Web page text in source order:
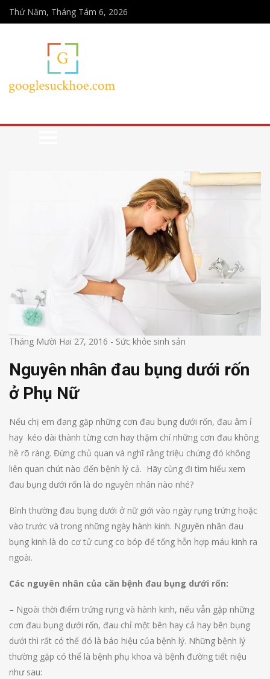
Thứ Năm, Tháng Tám 6, 2026
Tháng Mười Hai 27, 2016 - Sức khỏe sinh sản
Nguyên nhân đau bụng dưới rốn
ở Phụ Nữ
Nếu chị em đang gặp những cơn đau bụng dưới rốn, đau âm ỉ
hay kéo dài thành từng cơn hay thậm chí những cơn đau không
hề rõ ràng. Đừng chủ quan và nghĩ rằng triệu chứng đó không
liên quan chút nào đến bệnh lý cả. Hãy cùng đi tìm hiểu xem
đau bụng dưới rốn là do nguyên nhân nào nhé?
Bình thường đau bụng dưới ở nữ giới vào ngày rụng trứng hoặc
vào trước và trong những ngày hành kinh. Nguyên nhân đau
bụng kinh là do cơ tử cung co bóp để tống hỗn hợp máu kinh ra
ngoài.
Các nguyên nhân của căn bệnh đau bụng dưới rốn:
– Ngoài thời điểm trứng rụng và hành kinh, nếu vẫn gặp những
cơn đau bụng dưới rốn, đau chỉ một bên hay cả hay bên bụng
dưới thì rất có thể đó là báo hiệu của bệnh lý. Những bệnh lý
thường gặp có thể là bệnh phụ khoa và bệnh đường tiết niệu
như sau: